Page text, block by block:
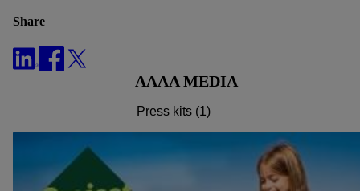
Share
ΆΛΛΑ MEDIA
Press kits (1)
κάθε τεχνολογίας.
Κάνοντας κλικ στην επιλογή «Απόρριψη», επιτρέπετε μόνο
τη χρήση των τεχνικά απαραίτητων τεχνολογιών. Κάνοντας
κλικ στην επιλογή «Αποδοχή», συγκατατίθεστε στην
Περαιτέρω πληροφορίες, μεταξύ άλλων για την περίοδο
αποθήκευσης των δεδομένων και το δικαίωμά σας να
ανακαλέσετε τη συγκατάθεσή σας ανά πάσα στιγμή με ισχύ